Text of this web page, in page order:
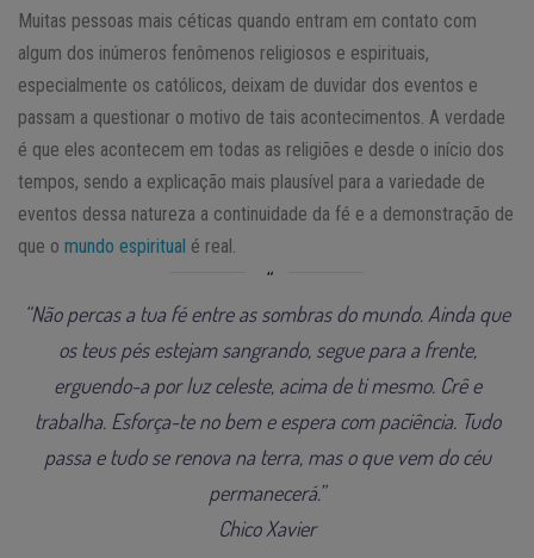
Muitas pessoas mais céticas quando entram em contato com
algum dos inúmeros fenômenos religiosos e espirituais,
especialmente os católicos, deixam de duvidar dos eventos e
passam a questionar o motivo de tais acontecimentos. A verdade
é que eles acontecem em todas as religiões e desde o início dos
tempos, sendo a explicação mais plausível para a variedade de
eventos dessa natureza a continuidade da fé e a demonstração de
que o mundo espiritual é real.
“Não percas a tua fé entre as sombras do mundo. Ainda que
os teus pés estejam sangrando, segue para a frente,
erguendo-a por luz celeste, acima de ti mesmo. Crê e
trabalha. Esforça-te no bem e espera com paciência. Tudo
passa e tudo se renova na terra, mas o que vem do céu
permanecerá.”
Chico Xavier